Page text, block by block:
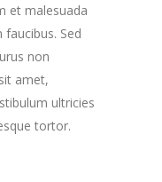
et malesuada
Sed
non
amet,
ultricies
tortor.